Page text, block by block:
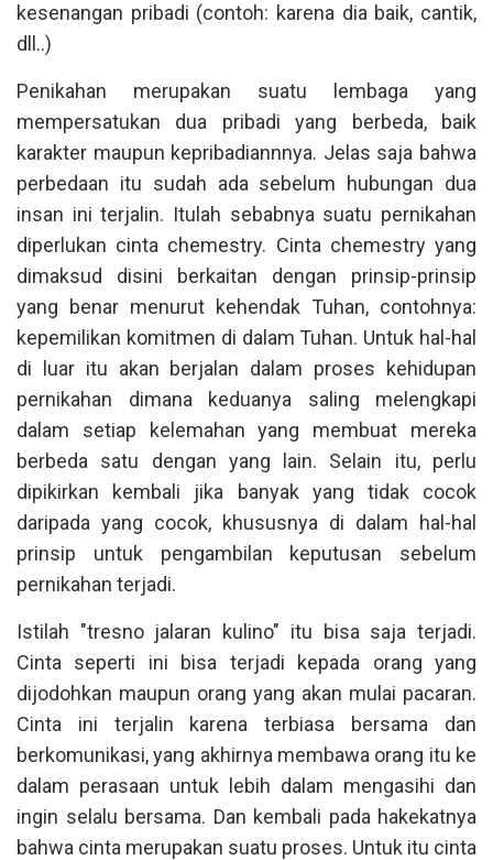
kesenangan pribadi (contoh: karena dia baik, cantik,
dll..)
Penikahan merupakan suatu lembaga yang
mempersatukan dua pribadi yang berbeda, baik
karakter maupun kepribadiannnya. Jelas saja bahwa
perbedaan itu sudah ada sebelum hubungan dua
insan ini terjalin. Itulah sebabnya suatu pernikahan
diperlukan cinta chemestry. Cinta chemestry yang
dimaksud disini berkaitan dengan prinsip-prinsip
yang benar menurut kehendak Tuhan, contohnya:
kepemilikan komitmen di dalam Tuhan. Untuk hal-hal
di luar itu akan berjalan dalam proses kehidupan
pernikahan dimana keduanya saling melengkapi
dalam setiap kelemahan yang membuat mereka
berbeda satu dengan yang lain. Selain itu, perlu
dipikirkan kembali jika banyak yang tidak cocok
daripada yang cocok, khususnya di dalam hal-hal
prinsip untuk pengambilan keputusan sebelum
pernikahan terjadi.
Istilah "tresno jalaran kulino" itu bisa saja terjadi.
Cinta seperti ini bisa terjadi kepada orang yang
dijodohkan maupun orang yang akan mulai pacaran.
Cinta ini terjalin karena terbiasa bersama dan
berkomunikasi, yang akhirnya membawa orang itu ke
dalam perasaan untuk lebih dalam mengasihi dan
ingin selalu bersama. Dan kembali pada hakekatnya
bahwa cinta merupakan suatu proses. Untuk itu cinta